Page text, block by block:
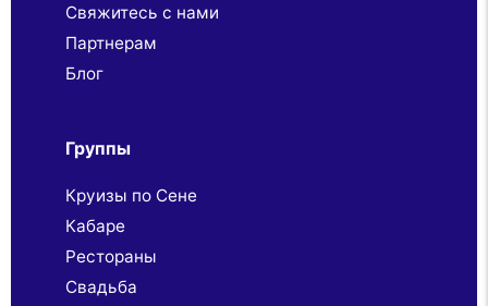
Свяжитесь с нами
Партнерaм
Блог
Группы
Круизы по Сене
Кабаре
Рестораны
Свадьба